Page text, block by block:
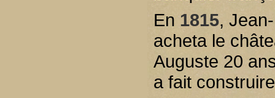
En 1815,
acheta le
Auguste 20
a fait